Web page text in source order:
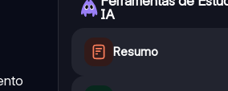
IA
Resumo